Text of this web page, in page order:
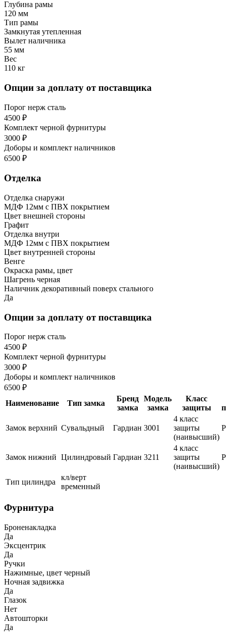
Глубина рамы
120 мм
Тип рамы
Замкнутая утепленная
Вылет наличника
55 мм
Вес
110 кг
Опции за доплату от поставщика
Порог нерж сталь
4500 ₽
Комплект черной фурнитуры
3000 ₽
Доборы и комплект наличников
6500 ₽
Отделка
Отделка снаружи
МДФ 12мм с ПВХ покрытием
Цвет внешней стороны
Графит
Отделка внутри
МДФ 12мм с ПВХ покрытием
Цвет внутренней стороны
Венге
Окраска рамы, цвет
Шагрень черная
Наличник декоративный поверх стального
Да
Опции за доплату от поставщика
Порог нерж сталь
4500 ₽
Комплект черной фурнитуры
3000 ₽
Доборы и комплект наличников
6500 ₽
Наименование
Тип замка
Бренд
замка
Модель
замка
Класс
защиты
Замок верхний Сувальдный Гардиан 3001
4 класс
защиты
(наивысший)
Замок нижний Цилиндровый Гардиан 3211
4 класс
защиты
(наивысший)
Тип цилиндра
кл/верт
временный
Фурнитура
Броненакладка
Да
Эксцентрик
Да
Ручки
Нажимные, цвет черный
Ночная задвижка
Да
Глазок
Нет
Автошторки
Да